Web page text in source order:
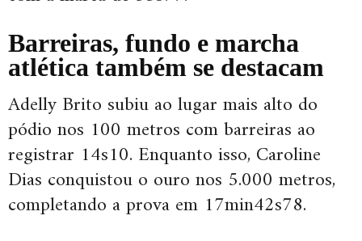
Barreiras, fundo e marcha
atlética também se destacam
Adelly Brito subiu ao lugar mais alto do
pódio nos 100 metros com barreiras ao
registrar 14s10. Enquanto isso, Caroline
Dias conquistou o ouro nos 5.000 metros,
completando a prova em 17min42s78.